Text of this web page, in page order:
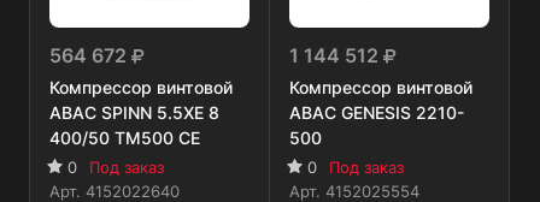
564 672
Компрессор винтовой
ABAC SPINN 5.5XE 8
400/50 TM500 CE
0
Под заказ
Арт. 4152022640
1 144 512
Компрессор винтовой
ABAC GENESIS 2210-
500
0
Под заказ
Арт. 4152025554